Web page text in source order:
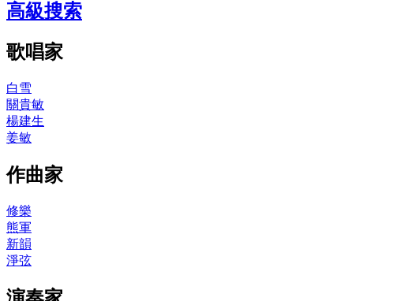
高級搜索
歌唱家
白雪
關貴敏
楊建生
姜敏
作曲家
修樂
熊軍
新韻
淨弦